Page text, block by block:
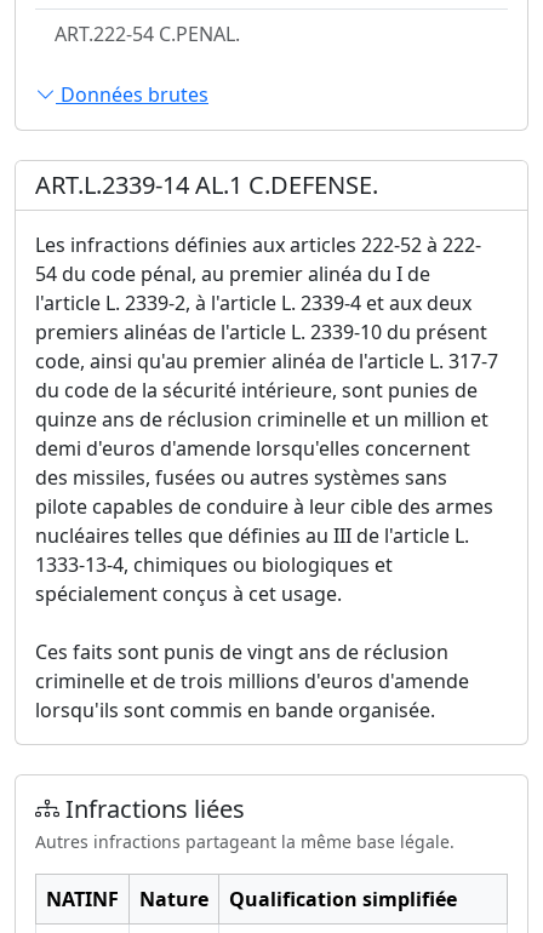
ART.222-54 C.PENAL.
Données brutes
ART.L.2339-14 AL.1 C.DEFENSE.
Les infractions définies aux articles 222-52 à 222-
54 du code pénal, au premier alinéa du I de
l'article L. 2339-2, à l'article L. 2339-4 et aux deux
premiers alinéas de l'article L. 2339-10 du présent
code, ainsi qu'au premier alinéa de l'article L. 317-7
du code de la sécurité intérieure, sont punies de
quinze ans de réclusion criminelle et un million et
demi d'euros d'amende lorsqu'elles concernent
des missiles, fusées ou autres systèmes sans
pilote capables de conduire à leur cible des armes
nucléaires telles que définies au III de l'article L.
1333-13-4, chimiques ou biologiques et
spécialement conçus à cet usage.
Ces faits sont punis de vingt ans de réclusion
criminelle et de trois millions d'euros d'amende
lorsqu'ils sont commis en bande organisée.
Infractions liées
Autres infractions partageant la même base légale.
NATINF Nature
Qualification simplifiée